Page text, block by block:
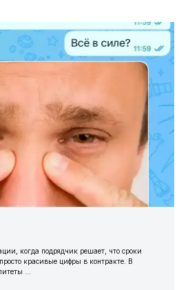
когда подрядчик решает, что сроки
красивые цифры в контракте. В
...